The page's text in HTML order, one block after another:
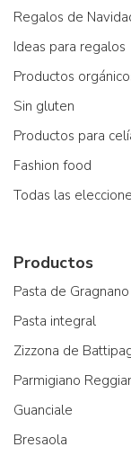
Regalos de
Ideas para regalos
Productos
Sin gluten
Productos para
Fashion food
Todas las
Productos
Pasta de Gragnano
Pasta integral
Zizzona de
Parmigiano
Guanciale
Bresaola